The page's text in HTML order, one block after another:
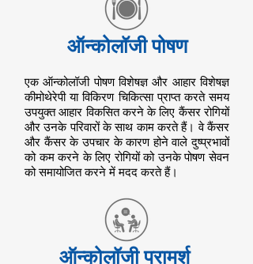
ऑन्कोलॉजी पोषण
एक ऑन्कोलॉजी पोषण विशेषज्ञ और आहार विशेषज्ञ
कीमोथेरेपी या विकिरण चिकित्सा प्राप्त करते समय
उपयुक्त आहार विकसित करने के लिए कैंसर रोगियों
और उनके परिवारों के साथ काम करते हैं। वे कैंसर
और कैंसर के उपचार के कारण होने वाले दुष्प्रभावों
को कम करने के लिए रोगियों को उनके पोषण सेवन
को समायोजित करने में मदद करते हैं।
ऑन्कोलॉजी परामर्श